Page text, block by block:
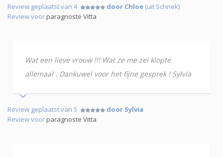
Review geplaatst van 4 door Chloe (uit Schriek)
Review voorparagnoste Vitta
Wat een lieve vrouw !!! Wat ze me zei klopte
allemaal . Dankuwel voor het fijne gesprek ! Sylvia
Review geplaatst van 5
door Sylvia
Review voorparagnoste Vitta